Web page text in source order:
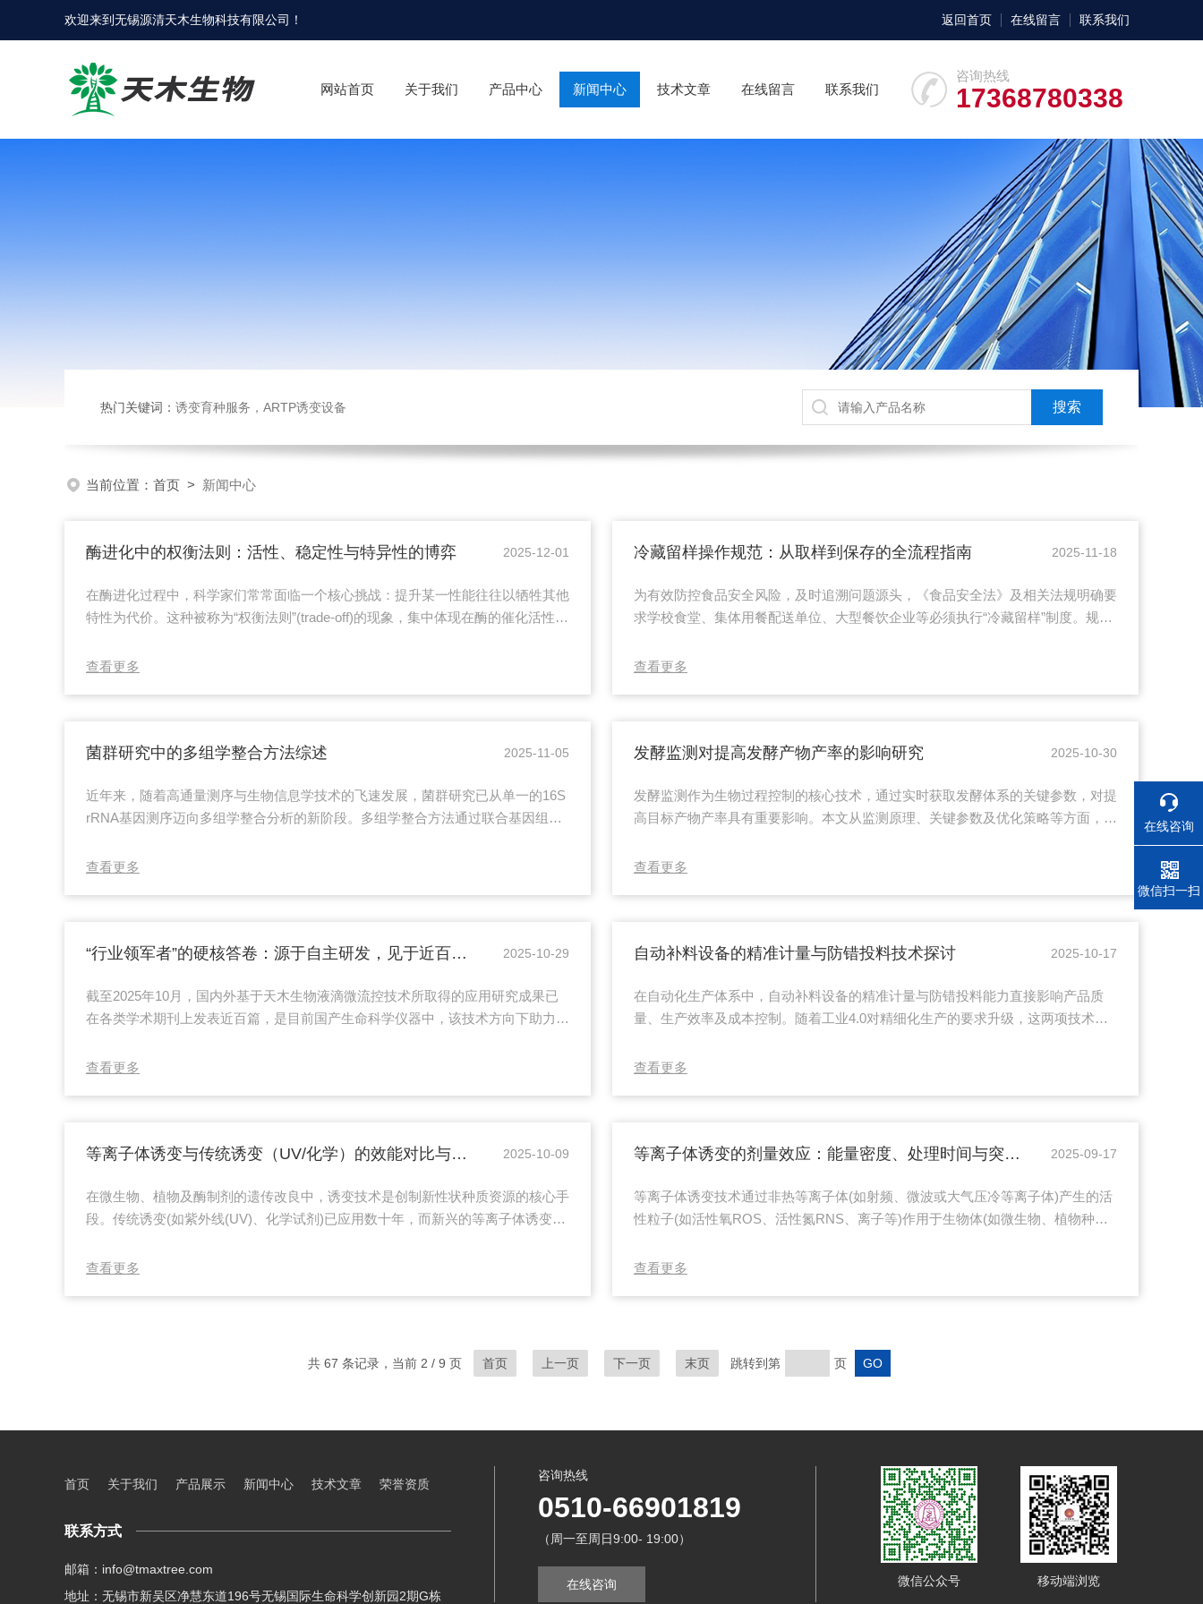
欢迎来到无锡源清天木生物科技有限公司 ！ 返回首页 在线留言 联系我们
咨询热线
17368780338
网站首页 关于我们 产品中心 新闻中心 技术文章 在线留言 联系我们
热门关键词： 诱变育种服务，ARTP诱变设备
当前位置： 首页 > 新闻中心
酶进化中的权衡法则：活性、稳定性与特异性的博弈 2025-12-01
在酶进化过程中，科学家们常常面临一个核心挑战：提升某一性能往往以牺牲其他
特性为代价。这种被称为“权衡法则”(trade-off)的现象，集中体现在酶的催化活性、
酶活性中心的高度柔性构象，使其能快速结合底物并完成转化。然而，这种柔性往
查看更多
冷藏留样操作规范：从取样到保存的全流程指南 2025-11-18
为有效防控食品安全风险，及时追溯问题源头，《食品安全法》及相关法规明确要
求学校食堂、集体用餐配送单位、大型餐饮企业等必须执行“冷藏留样”制度。规范
置全过程。一、规范取样每餐次所有供应的主食、菜肴、汤品等成品均需留样，不
查看更多
菌群研究中的多组学整合方法综述 2025-11-05
近年来，随着高通量测序与生物信息学技术的飞速发展，菌群研究已从单一的16S
rRNA基因测序迈向多组学整合分析的新阶段。多组学整合方法通过联合基因组
揭示微生物群落的组成、功能及其与宿主或环境的互作机制。在菌群研究中，宏基
查看更多
发酵监测对提高发酵产物产率的影响研究 2025-10-30
发酵监测作为生物过程控制的核心技术，通过实时获取发酵体系的关键参数，对提
高目标产物产率具有重要影响。本文从监测原理、关键参数及优化策略等方面，探
过在线传感器实时采集温度、pH、溶氧(DO)、生物量、底物浓度和产物浓度等关
查看更多
“行业领军者”的硬核答卷：源于自主研发，见于近百篇SCI——不止于仪器，更是可靠的解决方案！ 2025-10-29
截至2025年10月，国内外基于天木生物液滴微流控技术所取得的应用研究成果已
在各类学术期刊上发表近百篇，是目前国产生命科学仪器中，该技术方向下助力发
控技术，提出了液滴微流控细胞培养与分选技术体系，实现溶氧可控条件下的细胞
查看更多
自动补料设备的精准计量与防错投料技术探讨 2025-10-17
在自动化生产体系中，自动补料设备的精准计量与防错投料能力直接影响产品质
量、生产效率及成本控制。随着工业4.0对精细化生产的要求升级，这两项技术已
补料的数量、速度与目标需求严格匹配，避免因过量或不足导致的生产波动。当前
查看更多
等离子体诱变与传统诱变（UV/化学）的效能对比与互补应用​ 2025-10-09
在微生物、植物及酶制剂的遗传改良中，诱变技术是创制新性状种质资源的核心手
段。传统诱变(如紫外线(UV)、化学试剂)已应用数十年，而新兴的等离子体诱变凭
其效能并探索互补应用，对提升诱变育种效率具有重要意义。一、效能对比：1.作
查看更多
等离子体诱变的剂量效应：能量密度、处理时间与突变频率的量化关系 2025-09-17
等离子体诱变技术通过非热等离子体(如射频、微波或大气压冷等离子体)产生的活
性粒子(如活性氧ROS、活性氮RNS、离子等)作用于生物体(如微生物、植物种
体积的等离子体能量输入)与处理时间(暴露时长)是调控诱变效果的核心剂量参数，
查看更多
共 67 条记录，当前 2 / 9 页 首页 上一页 下一页 末页 跳转到第 页
首页 关于我们 产品展示 新闻中心 技术文章 荣誉资质
联系方式
邮箱：info@tmaxtree.com
地址：无锡市新吴区净慧东道196号无锡国际生命科学创新园2期G栋
咨询热线
0510-66901819
（周一至周日9:00- 19:00）
在线咨询 微信公众号 移动端浏览
在线咨询
电话
微信扫一扫